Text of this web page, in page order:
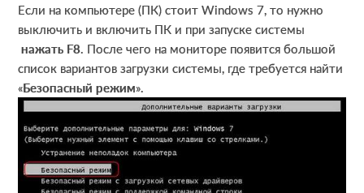
Если на компьютере (ПК) стоит Windows 7, то нужно
выключить и включить ПК и при запуске системы
нажать F8. После чего на мониторе появится большой
список вариантов загрузки системы, где требуется найти
«Безопасный режим».